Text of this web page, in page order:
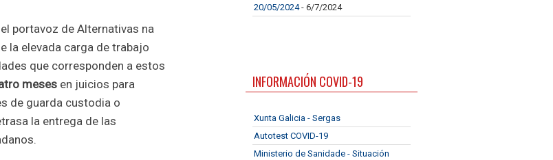
portavoz de Alternativas na
la elevada carga de trabajo
que corresponden a estos
meses en juicios para
de guarda custodia o
la entrega de las
20/05/2024- 6/7/2024
INFORMACIÓN COVID-19
Xunta Galicia - Sergas
Autotest COVID-19
Ministerio de Sanidade - Situación